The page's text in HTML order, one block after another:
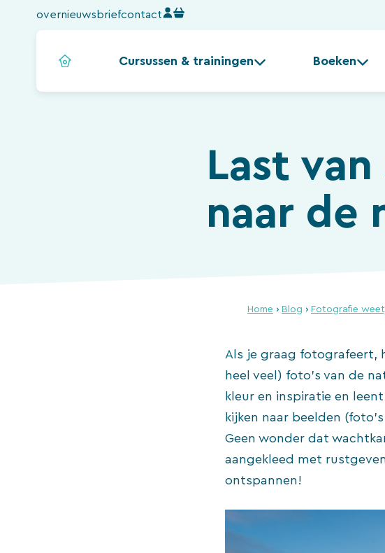
overnieuwsbriefcontact
Cursussen & trainingen Boeken
Last
naar de
Home › Blog › Fotografie
Als je graag fotografeert,
heel veel) foto’s van de
kleur en inspiratie en
kijken naar beelden
Geen wonder dat
aangekleed met
ontspannen!